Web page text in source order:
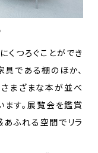
くつろぐことができ
である棚のほか、
まざまな本が並べ
す。展覧会を鑑賞
ふれる空間でリラ